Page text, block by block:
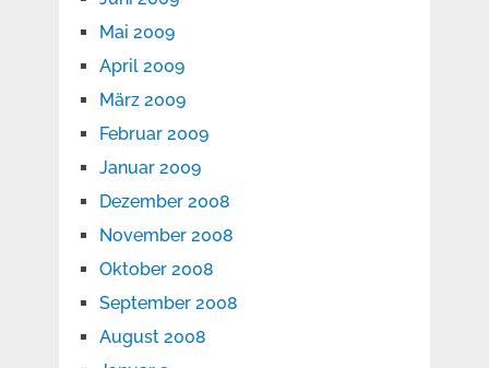
Mai 2009
April 2009
März 2009
Februar 2009
Januar 2009
Dezember 2008
November 2008
Oktober 2008
September 2008
August 2008